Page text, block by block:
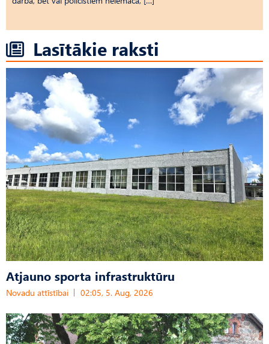
Lasītākie raksti
Atjauno sporta infrastruktūru
Novadu attīstībai 02:05, 5. Aug, 2026